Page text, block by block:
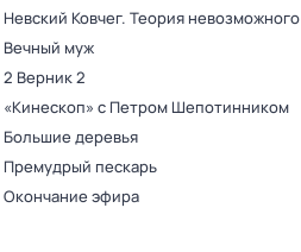
Невский Ковчег. Теория невозможного
Вечный муж
2 Верник 2
«Кинескоп» с Петром Шепотинником
Большие деревья
Премудрый пескарь
Окончание эфира